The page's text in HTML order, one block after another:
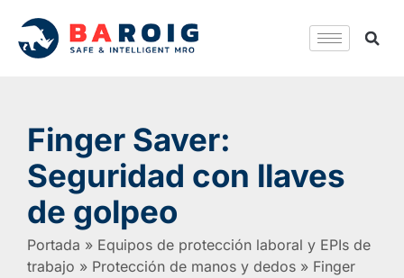
Finger Saver:
Seguridad con llaves
de golpeo
Portada » Equipos de protección laboral y EPIs de
trabajo » Protección de manos y dedos » Finger